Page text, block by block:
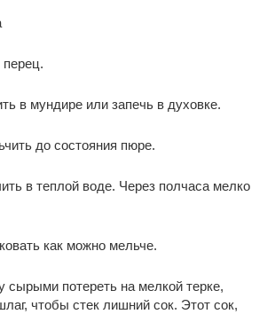
в мундире или запечь в духовке.
до состояния пюре.
в теплой воде. Через полчаса мелко
как можно мельче.
сырыми потереть на мелкой терке,
чтобы стек лишний сок. Этот сок,